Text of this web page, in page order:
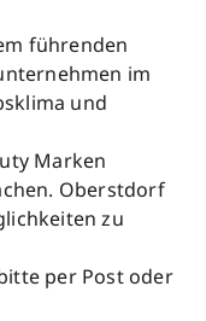
führenden
im
und
Marken
Oberstdorf
zu
per Post oder